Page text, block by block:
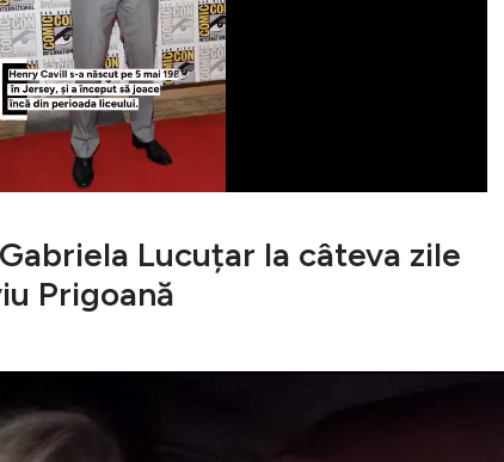
Lucuțar la câteva zile
Prigoană